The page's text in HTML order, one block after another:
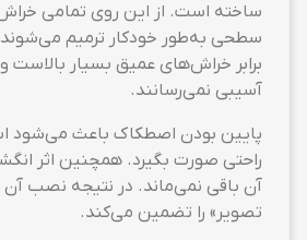
ساخته است. از این روی تمامی
سطحی به‌طور خودکار ترمیم
برابر خراش‌های عمیق بسیار بالاست و
آسیبی نمی‌رسانند.
پایین بودن اصطکاک باعث می‌شود
راحتی صورت بگیرد. همچنین اثر
آن باقی نمی‌ماند. در نتیجه نصب
تصویر» را تضمین می‌کند.